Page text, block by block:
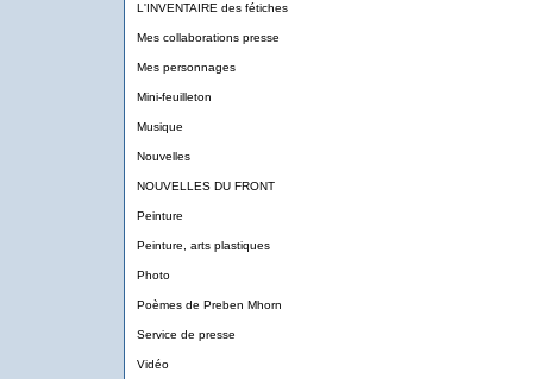
L'INVENTAIRE des fétiches
Mes collaborations presse
Mes personnages
Mini-feuilleton
Musique
Nouvelles
NOUVELLES DU FRONT
Peinture
Peinture, arts plastiques
Photo
Poèmes de Preben Mhorn
Service de presse
Vidéo